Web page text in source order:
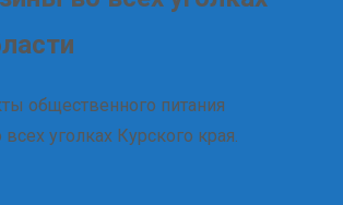
общественного питания
уголках Курского края.